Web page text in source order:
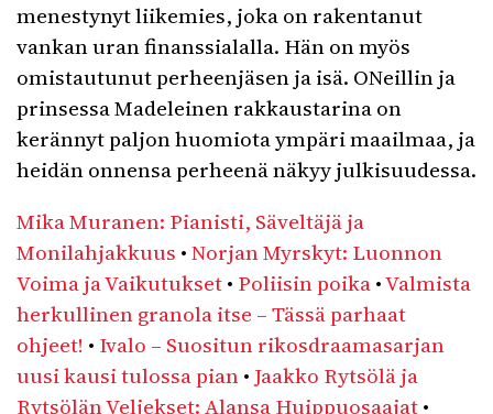
menestynyt liikemies, joka on rakentanut
vankan uran finanssialalla. Hän on myös
omistautunut perheenjäsen ja isä. ONeillin ja
prinsessa Madeleinen rakkaustarina on
kerännyt paljon huomiota ympäri maailmaa, ja
heidän onnensa perheenä näkyy julkisuudessa.
Mika Muranen: Pianisti, Säveltäjä ja
Monilahjakkuus •Norjan Myrskyt: Luonnon
Voima ja Vaikutukset• Poliisin poika•Valmista
herkullinen granola itse – Tässä parhaat
ohjeet! • Ivalo – Suositun rikosdraamasarjan
uusi kausi tulossa pian• Jaakko Rytsölä ja
Rytsölän Veljekset: Alansa Huippuosaajat•